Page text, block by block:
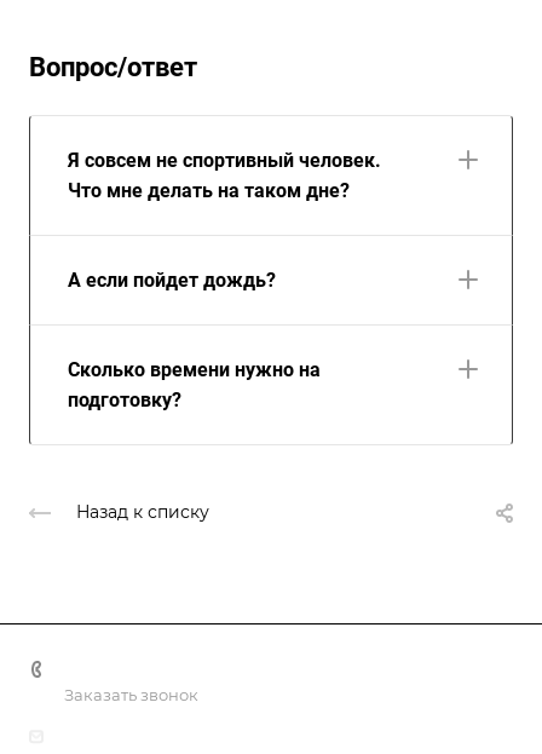
Вопрос/ответ
Я совсем не спортивный человек.
Что мне делать на таком дне?
А если пойдет дождь?
Сколько времени нужно на
подготовку?
Назад к списку
Заказать звонок